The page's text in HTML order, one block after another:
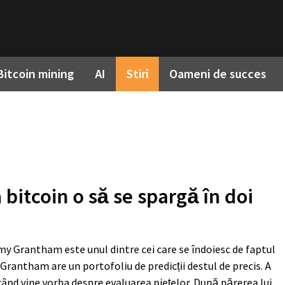
mining AI Stiri Oameni de succes
o să se spargă în doi
Grantham este unul dintre cei care se îndoiesc de faptul
are un portofoliu de predicții destul de precis. A
vine vorba despre evaluarea piețelor. După părerea lui,